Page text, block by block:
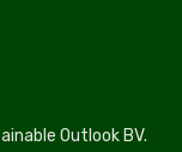
Outlook BV.